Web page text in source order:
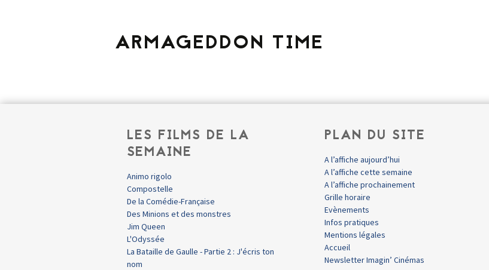
PDF
ARMAGEDDON TIME
LES FILMS DE LA
SEMAINE
Animo rigolo
Compostelle
De la Comédie-Française
Des Minions et des monstres
Jim Queen
L'Odyssée
La Bataille de Gaulle - Partie 2 : J'écris ton
nom
PLAN DU SITE
A l’affiche aujourd’hui
A l’affiche cette semaine
A l’affiche prochainement
Grille horaire
Evènements
Infos pratiques
Mentions légales
Accueil
Newsletter Imagin’ Cinémas